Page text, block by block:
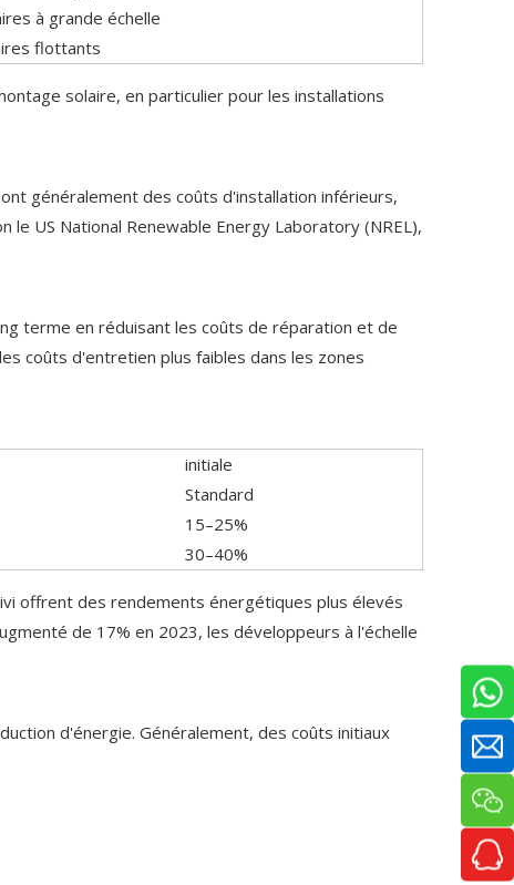
à grande échelle
flottants
solaire, en particulier pour les installations
généralement des coûts d'installation inférieurs,
US National Renewable Energy Laboratory (NREL),
terme en réduisant les coûts de réparation et de
coûts d'entretien plus faibles dans les zones
initiale
Standard
15–25%
30–40%
offrent des rendements énergétiques plus élevés
de 17% en 2023, les développeurs à l'échelle
d'énergie. Généralement, des coûts initiaux